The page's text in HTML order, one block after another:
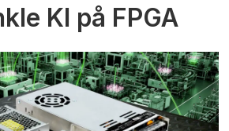
KI på FPGA